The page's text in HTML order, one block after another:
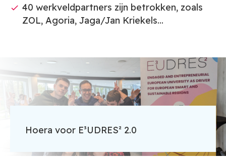
40 werkveldpartners zijn betrokken, zoals
ZOL, Agoria, Jaga/Jan Kriekels...
Hoera voor E³UDRES² 2.0